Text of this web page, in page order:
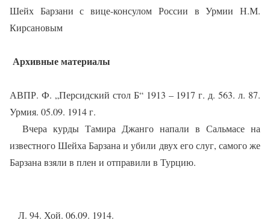
Шейх Барзани с вице-консулом России в Урмии Н.М.
Кирсановым
Архивные материалы
АВПР. Ф. „Персидский стол Б“ 1913 – 1917 г. д. 563. л. 87.
Урмия. 05.09. 1914 г.
Вчера курды Тамира Джанго напали в Сальмасе на
известного Шейха Барзана и убили двух его слуг, самого же
Барзана взяли в плен и отправили в Турцию.
Л. 94. Хой. 06.09. 1914.